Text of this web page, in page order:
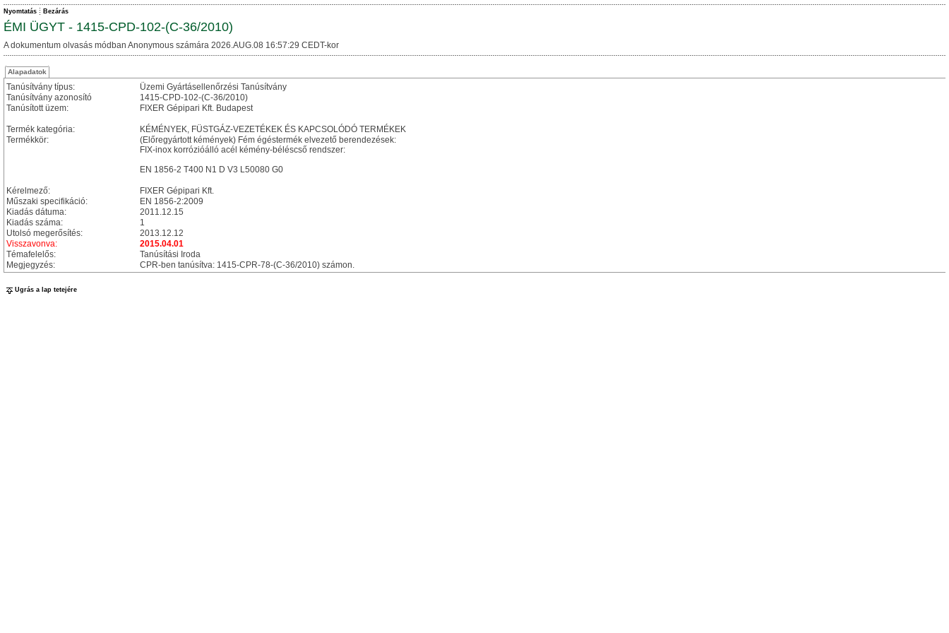
Nyomtatás Bezárás
ÉMI ÜGYT - 1415-CPD-102-(C-36/2010)
A dokumentum olvasás módban Anonymous számára 2026.AUG.08 16:57:29 CEDT-kor
Alapadatok
Tanúsítvány típus:
Üzemi Gyártásellenőrzési Tanúsítvány
Tanúsítvány azonosító
1415-CPD-102-(C-36/2010)
Tanúsított üzem:
FIXER Gépipari Kft. Budapest
Termék kategória:
KÉMÉNYEK, FÜSTGÁZ-VEZETÉKEK ÉS KAPCSOLÓDÓ TERMÉKEK
Termékkör:
(Előregyártott kémények) Fém égéstermék elvezető berendezések:
FIX-inox korrózióálló acél kémény-béléscső rendszer:
EN 1856-2 T400 N1 D V3 L50080 G0
Kérelmező:
FIXER Gépipari Kft.
Műszaki specifikáció:
EN 1856-2:2009
Kiadás dátuma:
2011.12.15
Kiadás száma:
1
Utolsó megerősítés:
2013.12.12
Visszavonva:
2015.04.01
Témafelelős:
Tanúsítási Iroda
Megjegyzés:
CPR-ben tanúsítva: 1415-CPR-78-(C-36/2010) számon.
Ugrás a lap tetejére